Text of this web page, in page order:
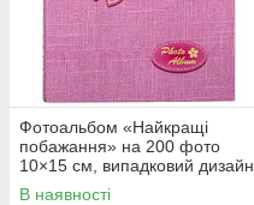
Фотоальбом «Найкращі
побажання» на 200 фото
10×15 см, випадковий дизайн
обкладинки
В наявності